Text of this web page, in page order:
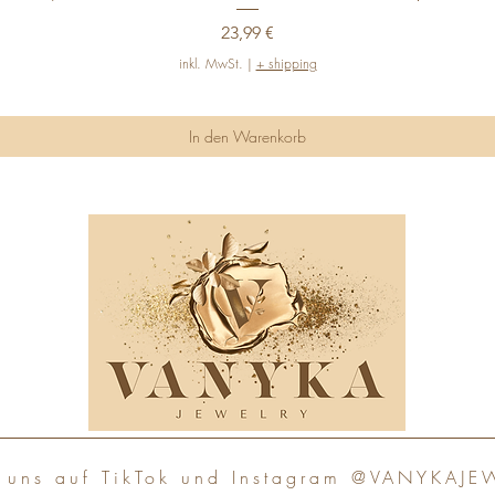
Preis
23,99 €
inkl. MwSt. | + shipping
In den Warenkorb
auf TikTok und Instagram